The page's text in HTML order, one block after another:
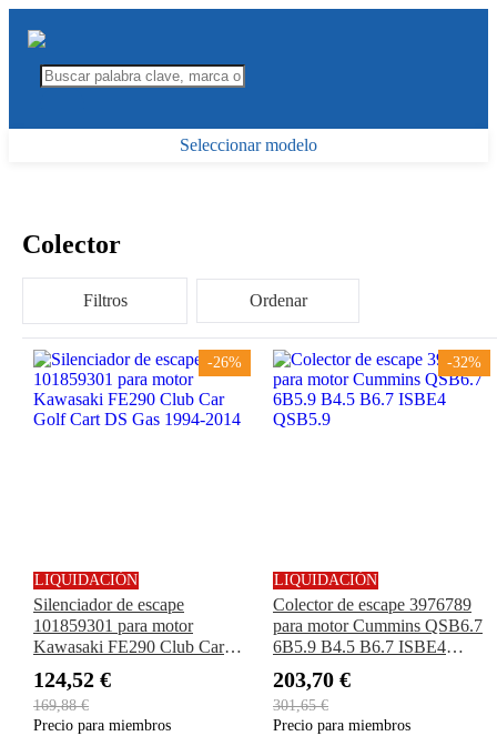
Seleccionar modelo
Colector
Filtros Ordenar
-26%
LIQUIDACIÓN
Silenciador de escape
101859301 para motor
Kawasaki FE290 Club Car
124,52 €
169,88 €
Precio para miembros
-32%
LIQUIDACIÓN
Colector de escape 3976789
para motor Cummins QSB6.7
6B5.9 B4.5 B6.7 ISBE4
203,70 €
301,65 €
Precio para miembros